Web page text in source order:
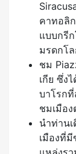
คาทอลิ
แบบกรี
มรดกโ
ชม
เกีย ซึ่ง
บาโรก
ชมเมือ
นำท่าน
เมืองที่